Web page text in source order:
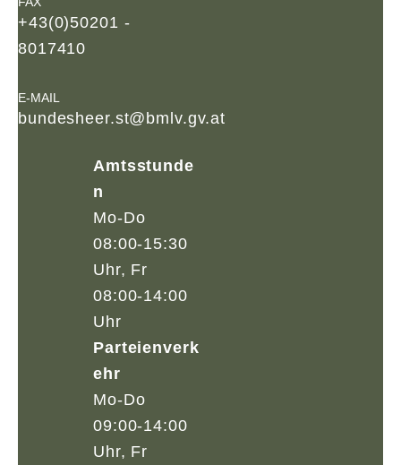
+43(0)50201 -
8017410
E-MAIL
bundesheer.st@bmlv.gv.at
Amtsstunde
n
Mo-Do
08:00-15:30
Uhr, Fr
08:00-14:00
Uhr
Parteienverk
ehr
Mo-Do
09:00-14:00
Uhr, Fr